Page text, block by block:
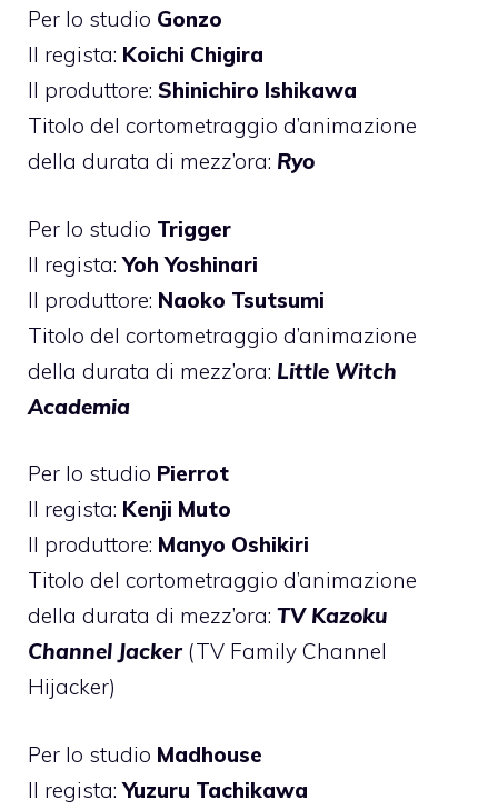
Per lo studio Gonzo
Il regista: Koichi Chigira
Il produttore: Shinichiro Ishikawa
Titolo del cortometraggio d’animazione
della durata di mezz’ora: Ryo
Per lo studio Trigger
Il regista: Yoh Yoshinari
Il produttore: Naoko Tsutsumi
Titolo del cortometraggio d’animazione
della durata di mezz’ora: Little Witch
Academia
Per lo studio Pierrot
Il regista: Kenji Muto
Il produttore: Manyo Oshikiri
Titolo del cortometraggio d’animazione
della durata di mezz’ora: TV Kazoku
Channel Jacker(TV Family Channel
Hijacker)
Per lo studio Madhouse
Il regista:Yuzuru Tachikawa